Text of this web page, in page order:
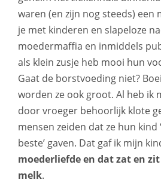
waren (en zijn nog steeds) een
je met kinderen en slapeloze
moedermaffia en inmiddels
als klein zusje heb mooi hun
Gaat de borstvoeding niet?
worden ze ook groot. Al heb ik
door vroeger behoorlijk klote
mensen zeiden dat ze hun kind
beste’ gaven. Dat gaf ik mijn
moederliefde en dat zat en
melk.